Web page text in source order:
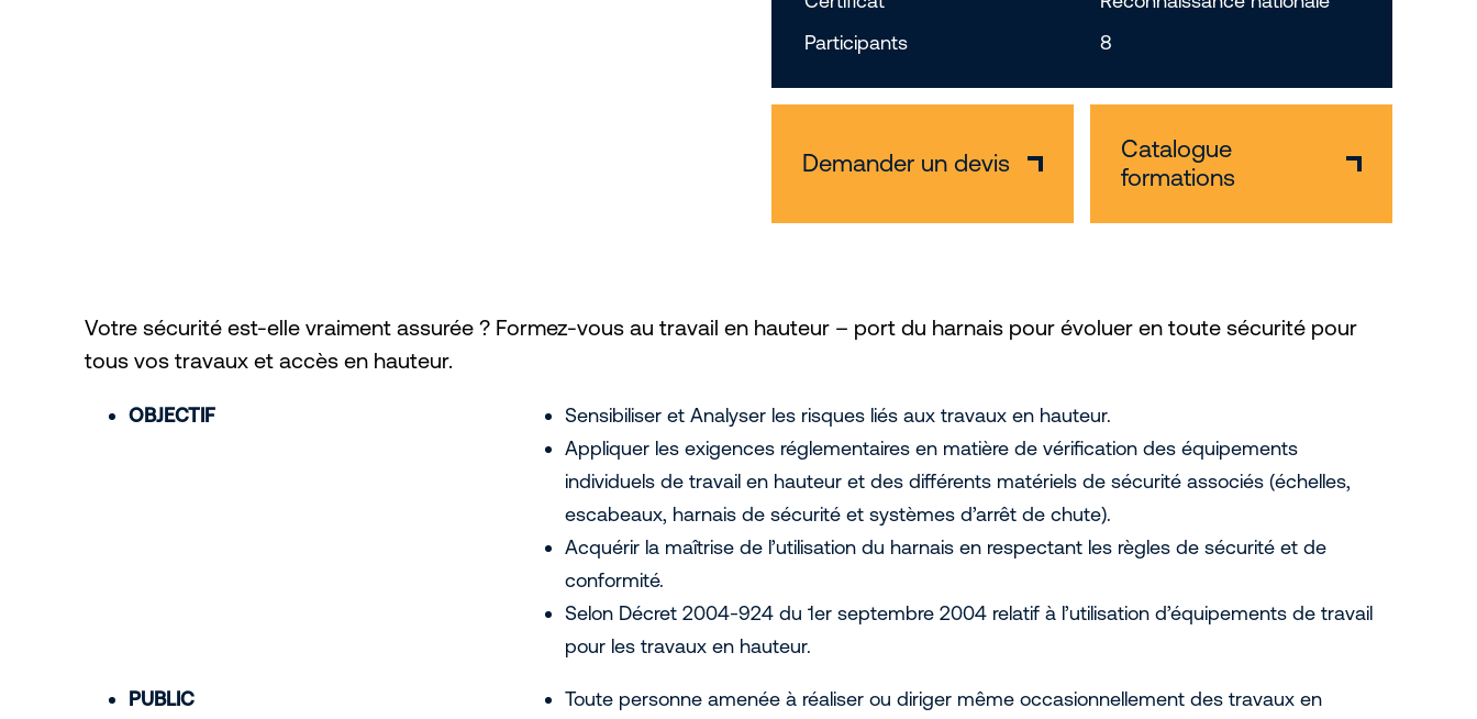
Participants
8
Demander un devis
Catalogue
formations
Votre sécurité est-elle vraiment assurée ? Formez-vous au travail en hauteur – port du harnais pour évoluer en toute sécurité pour
tous vos travaux et accès en hauteur.
OBJECTIF
Sensibiliser et Analyser les risques liés aux travaux en hauteur.
Appliquer les exigences réglementaires en matière de vérification des équipements
individuels de travail en hauteur et des différents matériels de sécurité associés (échelles,
escabeaux, harnais de sécurité et systèmes d’arrêt de chute).
Acquérir la maîtrise de l’utilisation du harnais en respectant les règles de sécurité et de
conformité.
Selon Décret 2004-924 du 1er septembre 2004 relatif à l’utilisation d’équipements de travail
pour les travaux en hauteur.
PUBLIC
Toute personne amenée à réaliser ou diriger même occasionnellement des travaux en